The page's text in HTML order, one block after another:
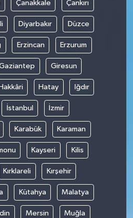
Çanakkale Çankırı
Diyarbakır Düzce
Erzincan Erzurum
Giresun
Hakkâri Hatay Iğdır
İstanbul İzmir
Karabük Karaman
Kayseri Kilis
Kırklareli Kırşehir
Kütahya Malatya
Mersin Muğla